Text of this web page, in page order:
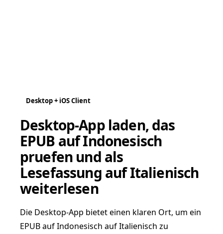
Desktop + iOS Client
Desktop-App laden, das
EPUB auf Indonesisch
pruefen und als
Lesefassung auf Italienisch
weiterlesen
Die Desktop-App bietet einen klaren Ort, um ein
EPUB auf Indonesisch auf Italienisch zu